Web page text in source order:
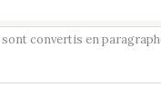
convertis en